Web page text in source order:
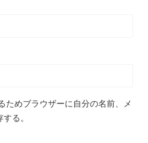
ためブラウザーに自分の名前、メ
る。